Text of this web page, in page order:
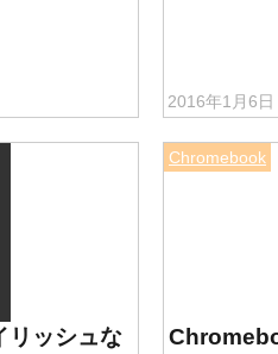
2016年1月6日
ッシュな
Chromebook